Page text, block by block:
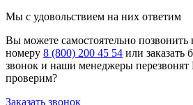
Мы с удовольствием на них ответим
Вы можете самостоятельно
номеру 8 (800) 200 45 54 или заказать
звонок и наши менеджеры перезвонят
проверим?
Заказать звонок